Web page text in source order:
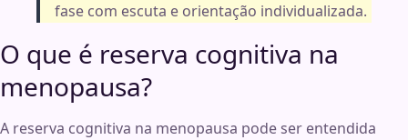
fase com escuta e orientação individualizada.
O que é reserva cognitiva na
menopausa?
A reserva cognitiva na menopausa pode ser entendida